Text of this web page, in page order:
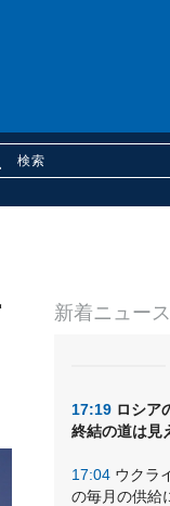
購読
新着ニュース
17:19 ロシア
終結の道は見
17:04 ウクラ
の毎月の供給